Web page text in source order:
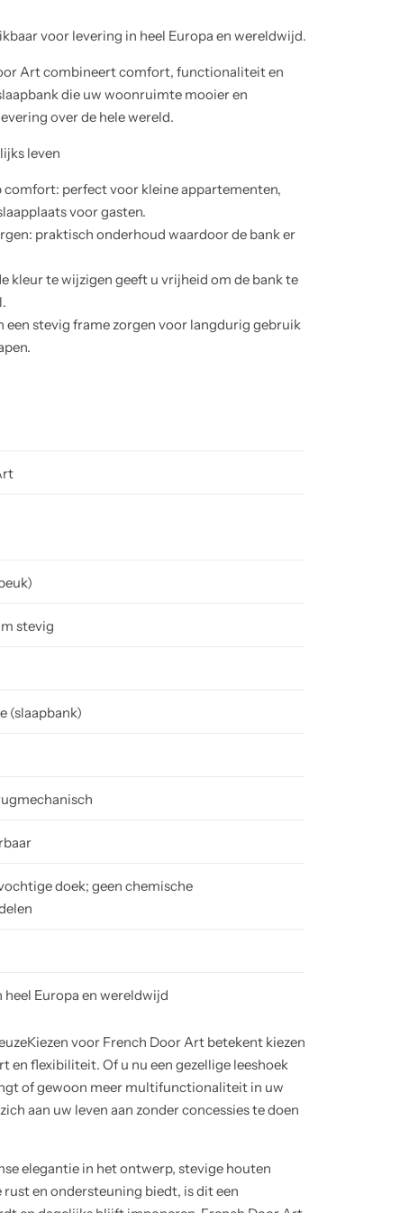
voor levering in heel Europa en wereldwijd.
Art combineert comfort, functionaliteit en
die uw woonruimte mooier en
over de hele wereld.
leven
perfect voor kleine appartementen,
voor gasten.
praktisch onderhoud waardoor de bank er
kleur te wijzigen geeft u vrijheid om de bank te
een stevig frame zorgen voor langdurig gebruik
stevig
(slaapbank)
doek; geen chemische
heel Europa en wereldwijd
voor French Door Art betekent kiezen
en flexibiliteit. Of u nu een gezellige leeshoek
of gewoon meer multifunctionaliteit in uw
aan uw leven aan zonder concessies te doen
elegantie in het ontwerp, stevige houten
en ondersteuning biedt, is dit een